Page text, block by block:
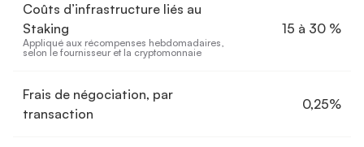
Coûts d’infrastructure liés au
Staking
Appliqué aux récompenses hebdomadaires,
selon le fournisseur et la cryptomonnaie
15 à 30 %
Frais de négociation, par
transaction
0,25%